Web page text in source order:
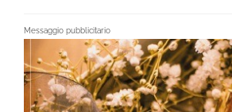
Messaggio pubblicitario